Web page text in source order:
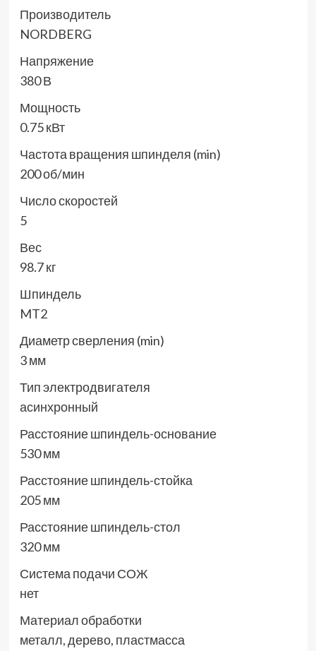
Производитель
NORDBERG
Напряжение
380 В
Мощность
0.75 кВт
Частота вращения шпинделя (min)
200 об/мин
Число скоростей
5
Вес
98.7 кг
Шпиндель
MT2
Диаметр сверления (min)
3 мм
Тип электродвигателя
асинхронный
Расстояние шпиндель-основание
530 мм
Расстояние шпиндель-стойка
205 мм
Расстояние шпиндель-стол
320 мм
Система подачи СОЖ
нет
Материал обработки
металл, дерево, пластмасса